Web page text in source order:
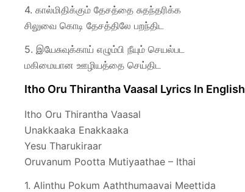
4. கால்மிதிக்கும் தேசத்தை சுதந்தரிக்க
சிலுவை கொடி தேசத்திலே பறந்திட
5. இயேசுவுக்காய் எழும்பி நீயும் செயல்பட
மகிமையான ஊழியத்தை செய்திட
Itho Oru Thirantha Vaasal Lyrics In English
Itho Oru Thirantha Vaasal
Unakkaaka Enakkaaka
Yesu Tharukiraar
Oruvanum Pootta Mutiyaathae – Ithai
1. Alinthu Pokum Aaththumaavai Meettida